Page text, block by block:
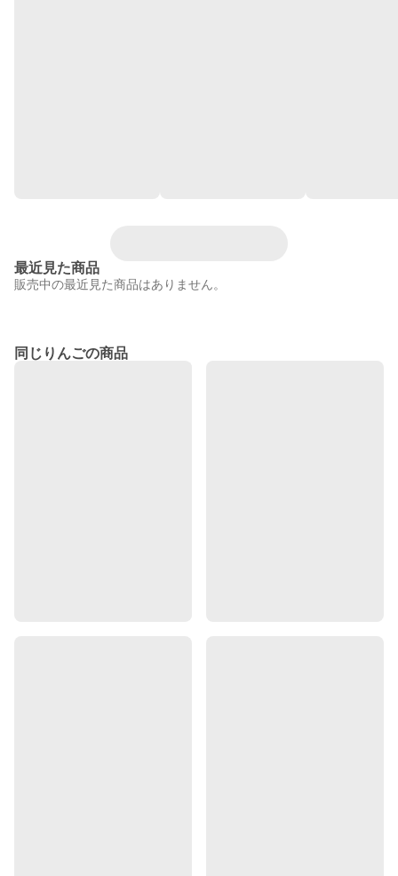
最近見た商品
販売中の最近見た商品はありません。
同じりんごの商品